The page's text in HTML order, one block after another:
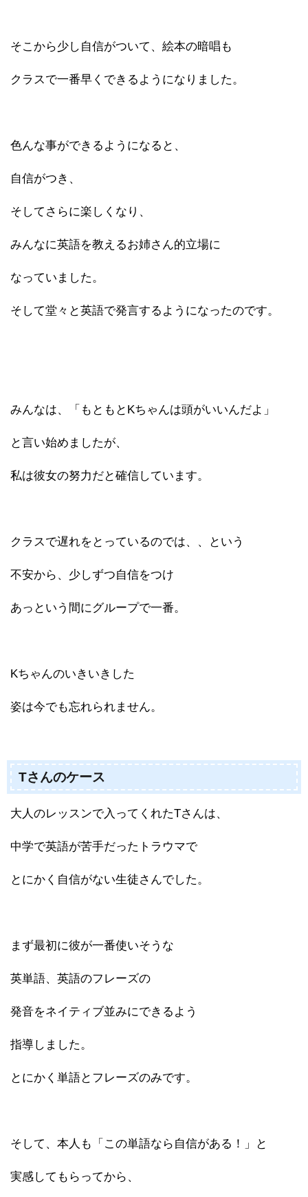
そこから少し自信がついて、絵本の暗唱も
クラスで一番早くできるようになりました。
色んな事ができるようになると、
自信がつき、
そしてさらに楽しくなり、
みんなに英語を教えるお姉さん的立場に
なっていました。
そして堂々と英語で発言するようになったのです。
みんなは、「もともとKちゃんは頭がいいんだよ」
と言い始めましたが、
私は彼女の努力だと確信しています。
クラスで遅れをとっているのでは、、という
不安から、少しずつ自信をつけ
あっという間にグループで一番。
Kちゃんのいきいきした
姿は今でも忘れられません。
Tさんのケース
大人のレッスンで入ってくれたTさんは、
中学で英語が苦手だったトラウマで
とにかく自信がない生徒さんでした。
まず最初に彼が一番使いそうな
英単語、英語のフレーズの
発音をネイティブ並みにできるよう
指導しました。
とにかく単語とフレーズのみです。
そして、本人も「この単語なら自信がある！」と
実感してもらってから、